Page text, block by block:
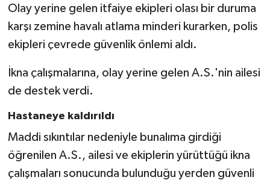
Olay yerine gelen itfaiye ekipleri olası bir duruma
karşı zemine havalı atlama minderi kurarken, polis
ekipleri çevrede güvenlik önlemi aldı.
İkna çalışmalarına, olay yerine gelen A.S.'nin ailesi
de destek verdi.
Hastaneye kaldırıldı
Maddi sıkıntılar nedeniyle bunalıma girdiği
öğrenilen A.S., ailesi ve ekiplerin yürüttüğü ikna
çalışmaları sonucunda bulunduğu yerden güvenli